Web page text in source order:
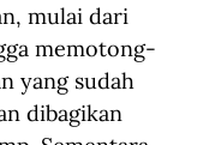
mulai dari
memotong-
yang sudah
dibagikan